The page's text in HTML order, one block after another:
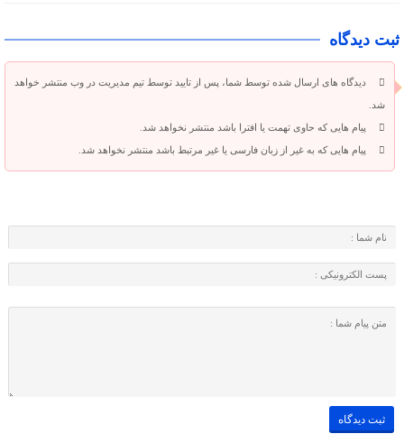
ثبت دیدگاه
دیدگاه های ارسال شده توسط شما، پس از تایید توسط تیم مدیریت در وب منتشر خواهد
شد.
پیام هایی که حاوی تهمت یا افترا باشد منتشر نخواهد شد.
پیام هایی که به غیر از زبان فارسی یا غیر مرتبط باشد منتشر نخواهد شد.